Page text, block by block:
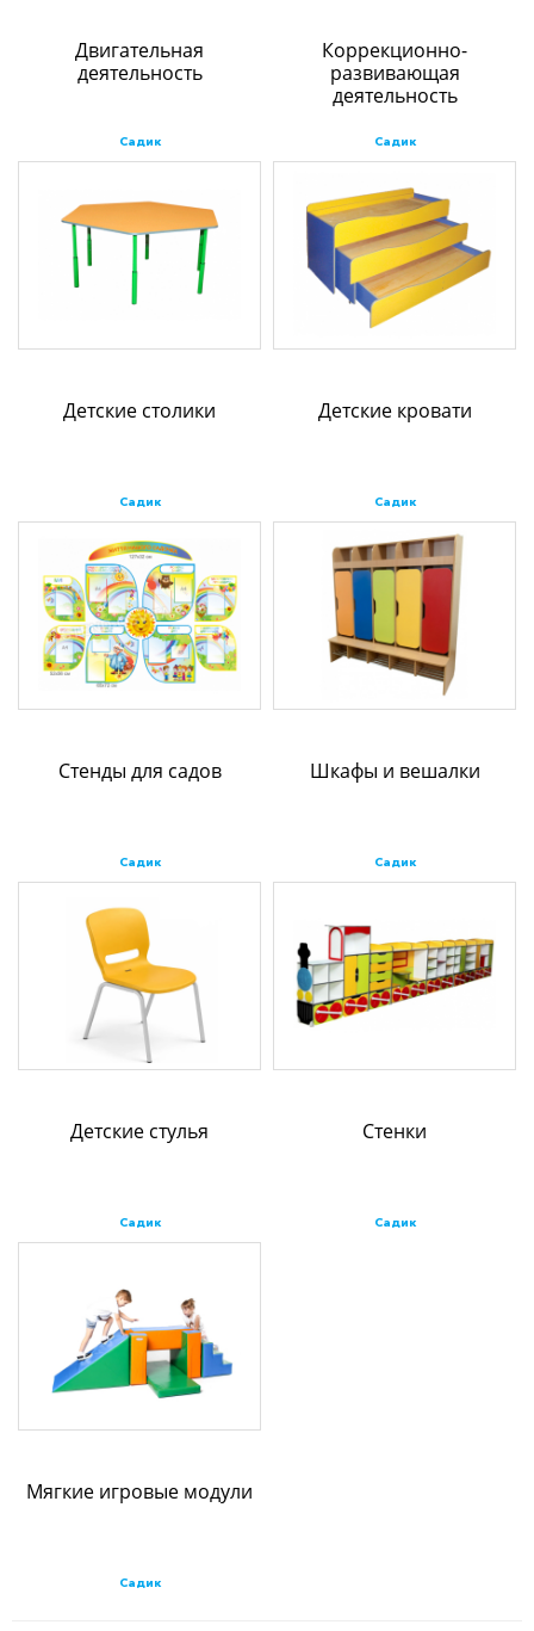
Двигательная
деятельность
Садик
Коррекционно-
развивающая
деятельность
Садик
Детские столики
Садик
Детские кровати
Садик
Стенды для садов
Садик
Шкафы и вешалки
Садик
Детские стулья
Садик
Стенки
Садик
Мягкие игровые модули
Садик